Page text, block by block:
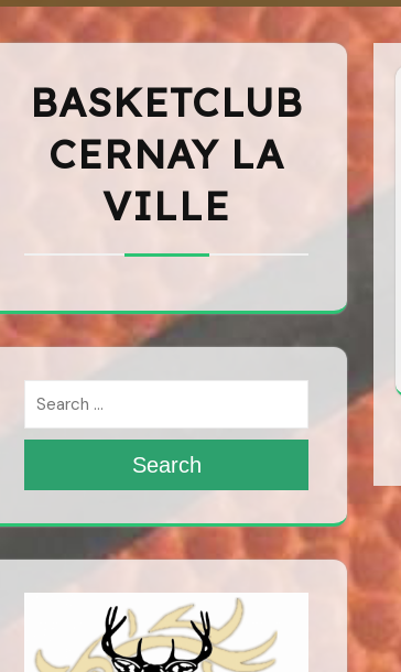
BASKETCLUB
CERNAY LA
VILLE
Search